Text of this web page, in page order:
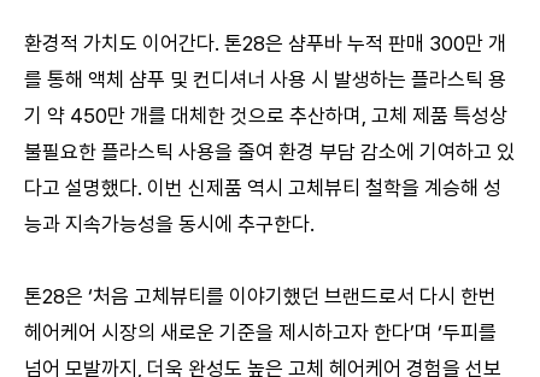
환경적 가치도 이어간다. 톤28은 샴푸바 누적 판매 300만 개
를 통해 액체 샴푸 및 컨디셔너 사용 시 발생하는 플라스틱 용
기 약 450만 개를 대체한 것으로 추산하며, 고체 제품 특성상
불필요한 플라스틱 사용을 줄여 환경 부담 감소에 기여하고 있
다고 설명했다. 이번 신제품 역시 고체뷰티 철학을 계승해 성
능과 지속가능성을 동시에 추구한다.
톤28은 ‘처음 고체뷰티를 이야기했던 브랜드로서 다시 한번
헤어케어 시장의 새로운 기준을 제시하고자 한다’며 ‘두피를
넘어 모발까지, 더욱 완성도 높은 고체 헤어케어 경험을 선보